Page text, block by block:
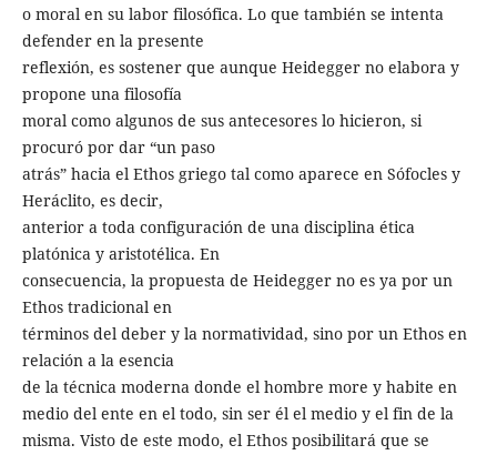
o moral en su labor filosófica. Lo que también se intenta
defender en la presente
reflexión, es sostener que aunque Heidegger no elabora y
propone una filosofía
moral como algunos de sus antecesores lo hicieron, si
procuró por dar “un paso
atrás” hacia el Ethos griego tal como aparece en Sófocles y
Heráclito, es decir,
anterior a toda configuración de una disciplina ética
platónica y aristotélica. En
consecuencia, la propuesta de Heidegger no es ya por un
Ethos tradicional en
términos del deber y la normatividad, sino por un Ethos en
relación a la esencia
de la técnica moderna donde el hombre more y habite en
medio del ente en el todo, sin ser él el medio y el fin de la
misma. Visto de este modo, el Ethos posibilitará que se